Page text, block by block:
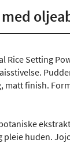
Rice Setting
matt finish.
huden.